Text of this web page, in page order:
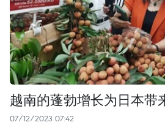
越南的蓬勃增长为日本带
07/12/2023 07:42